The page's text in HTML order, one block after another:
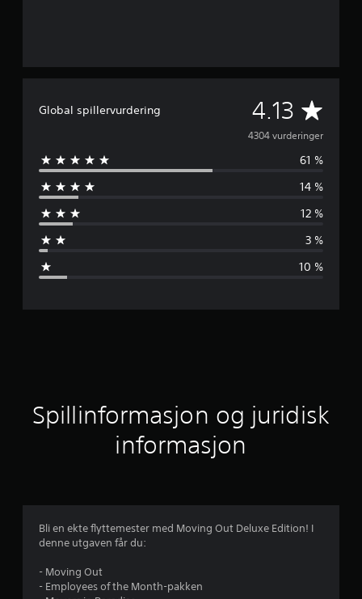
Global spillervurdering 4.13 G
j
e
n
o
s
t
g
4304 vurderinger
61 %
14 %
12 %
3 %
10 %
Spillinformasjon og juridisk
informasjon
Bli en ekte flyttemester med Moving Out Deluxe Edition! I
denne utgaven får du:
- Moving Out
- Employees of the Month-pakken